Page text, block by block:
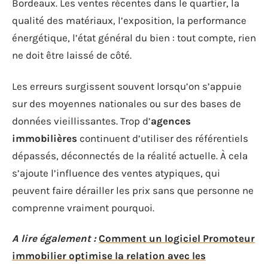
Bordeaux. Les ventes récentes dans le quartier, la
qualité des matériaux, l’exposition, la performance
énergétique, l’état général du bien : tout compte, rien
ne doit être laissé de côté.
Les erreurs surgissent souvent lorsqu’on s’appuie
sur des moyennes nationales ou sur des bases de
données vieillissantes. Trop d’agences
immobilières continuent d’utiliser des référentiels
dépassés, déconnectés de la réalité actuelle. À cela
s’ajoute l’influence des ventes atypiques, qui
peuvent faire dérailler les prix sans que personne ne
comprenne vraiment pourquoi.
A lire également : Comment un logiciel Promoteur
immobilier optimise la relation avec les